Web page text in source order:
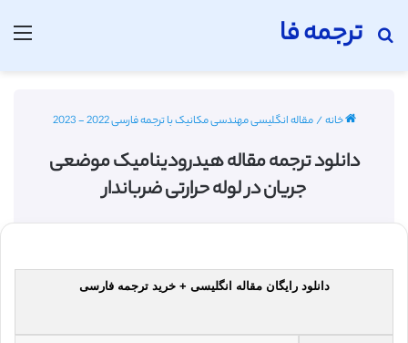
ترجمه فا
جستجو برای
خانه/مقاله انگلیسی مهندسی مکانیک با ترجمه فارسی 2022 - 2023
دانلود ترجمه مقاله هیدرودینامیک موضعی
جریان در لوله حرارتی ضرباندار
دانلود رایگان مقاله انگلیسی + خرید ترجمه فارسی